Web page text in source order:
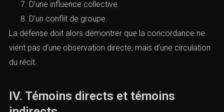
D’un échange scolaire.
D’une conversation numérique.
D’un récit répété.
D’une rumeur.
D’une influence collective.
La défense doit alors démontrer que la concordance ne
vient pas d’une observation directe, mais d’une